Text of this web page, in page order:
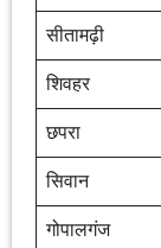
सीतामढ़ी
शिवहर
छपरा
सिवान
गोपालगंज